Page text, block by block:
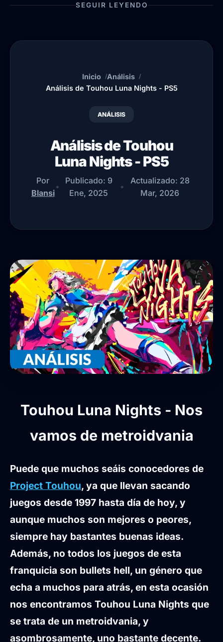
SEGUIR LEYENDO
Inicio
Análisis
Análisis de Touhou Luna Nights - PS5
ANÁLISIS
Análisis de Touhou
Luna Nights - PS5
Por
Blansi
•
Publicado: 9
Ene, 2025
•
Actualizado: 28
Mar, 2026
Touhou Luna Nights - Nos
vamos de metroidvania
Puede que muchos seáis conocedores de
Project Touhou, ya que llevan sacando
juegos desde 1997 hasta día de hoy, y
aunque muchos son mejores o peores,
siempre hay bastantes buenas ideas.
Además, no todos los juegos de esta
franquicia son bullets hell, un género que
echa a muchos para atrás, en esta ocasión
nos encontramos Touhou Luna Nights que
se trata de un metroidvania, y
asombrosamente, uno bastante decente.